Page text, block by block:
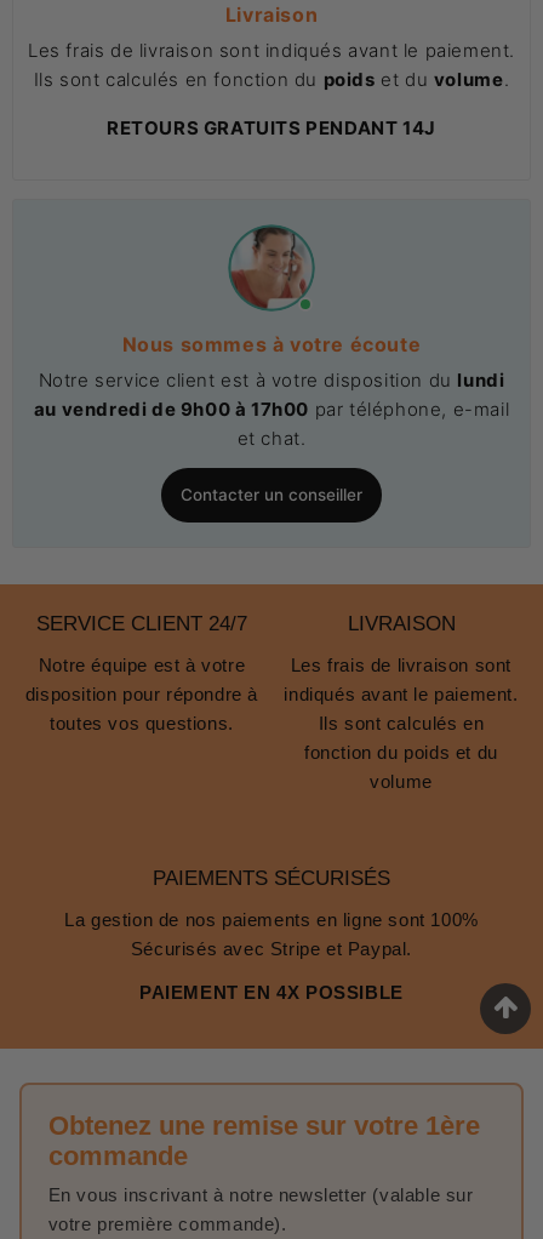
Livraison
Les frais de livraison sont indiqués avant le paiement.
Ils sont calculés en fonction du poids et du volume
RETOURS GRATUITS PENDANT 14J
Nous sommes à votre écoute
Notre service client est à votre disposition du lundi
au vendredi de 9h00 à 17h00 par téléphone, e-mail
et chat.
Contacter un conseiller
SERVICE CLIENT 24/7
Notre équipe est à votre
disposition pour répondre à
toutes vos questions.
LIVRAISON
Les frais de livraison sont
indiqués avant le paiement.
Ils sont calculés en
fonction du poids et du
volume
PAIEMENTS SÉCURISÉS
La gestion de nos paiements en ligne sont 100%
Sécurisés avec Stripe et Paypal.
PAIEMENT EN 4X POSSIBLE
Obtenez une remise sur votre 1ère
commande
En vous inscrivant à notre newsletter (valable sur
votre première commande).